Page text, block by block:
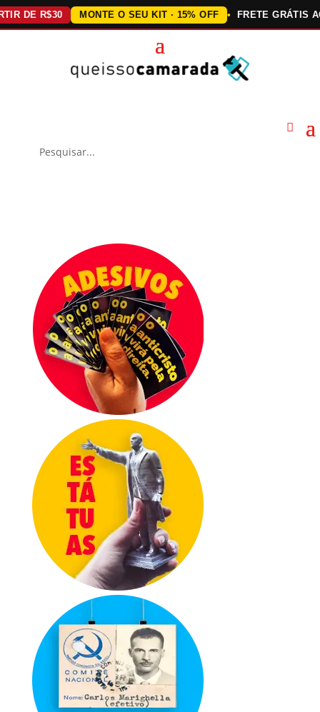
R$30 MONTE O SEU KIT · 15% OFF FRETE GRÁTIS ACIMA